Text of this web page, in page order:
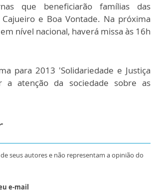
que beneficiarão famílias das
e Boa Vontade. Na próxima
nível nacional, haverá missa às 16h
para 2013 'Solidariedade e Justiça
atenção da sociedade sobre as
seus autores e não representam a opinião do
e-mail